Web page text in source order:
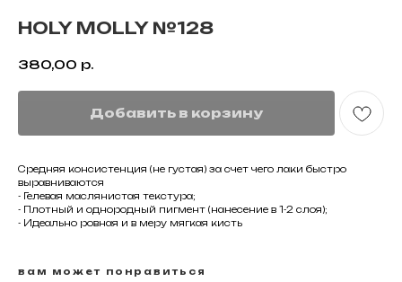
HOLY MOLLY №128
380,00 р.
Добавить в корзину
Средняя консистенция (не густая) за счет чего лаки быстро
выравниваются
- Гелевая маслянистая текстура;
- Плотный и однородный пигмент (нанесение в 1-2 слоя);
- Идеально ровная и в меру мягкая кисть
вам может понравиться